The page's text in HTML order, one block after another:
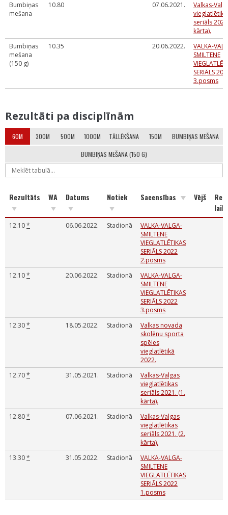
Bumbiņas
mešana
10.80 07.06.2021.
Valkas-
seriāls
kārta).
Bumbiņas
mešana
(150 g)
10.35 20.06.2022.
VALKA-
SMILTENE
SERIĀLS
3.posms
Rezultāti pa disciplīnām
60M 300M 500M 1000M TĀLLĒKŠANA 150M BUMBIŅAS MEŠANA
BUMBIŅAS MEŠANA (150 G)
Rezultāts WA Datums Notiek Sacensības Vējš
12.10* 06.06.2022. Stadionā
VALKA-VALGA-
SMILTENE
VIEGLATLĒTIKAS
SERIĀLS 2022
2.posms
12.10* 20.06.2022. Stadionā
VALKA-VALGA-
SMILTENE
VIEGLATLĒTIKAS
SERIĀLS 2022
3.posms
12.30* 18.05.2022. Stadionā
Valkas novada
skolēnu sporta
spēles
vieglatlētikā
2022.
12.70* 31.05.2021. Stadionā
Valkas-Valgas
vieglatlētikas
seriāls 2021. (1.
kārta).
12.80* 07.06.2021. Stadionā
Valkas-Valgas
vieglatlētikas
seriāls 2021. (2.
kārta).
13.30* 31.05.2022. Stadionā
VALKA-VALGA-
SMILTENE
VIEGLATLĒTIKAS
SERIĀLS 2022
1.posms